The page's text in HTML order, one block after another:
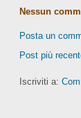
Nessun
Posta un
Post più
Iscriviti a: